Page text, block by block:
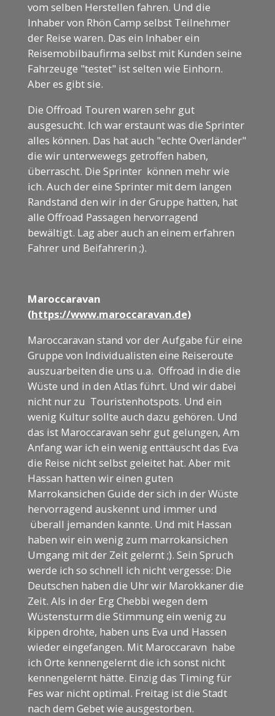
vom selben Herstellen fahren. Und die
Inhaber von Rhön Camp selbst Teilnehmer
der Reise waren. Das ein Inhaber ein
Reisemobilbaufirma selbst mit Kunden seine
Fahrzeuge "testet" ist selten wie Einhorn.
Aber es gibt sie.
Die Offroad Touren waren sehr gut
ausgesucht. Ich war erstaunt was die Sprinter
alles können. Das hat auch "echte Overländer"
die wir unterwewegs getroffen haben,
überrascht. Die Sprinter können mehr wie
ich. Auch der eine Sprinter mit dem langen
Randstand den wir in der Gruppe hatten, hat
alle Offroad Passagen hervorragend
bewältigt. Lag aber auch an einem erfahren
Fahrer und Beifahrerin ;).
Maroccaravan
(https://www.maroccaravan.de)
Maroccaravan stand vor der Aufgabe für eine
Gruppe von Individualisten eine Reiseroute
auszuarbeiten die uns u.a. Offroad in die die
Wüste und in den Atlas führt. Und wir dabei
nicht nur zu Touristenhotspots. Und ein
wenig Kultur sollte auch dazu gehören. Und
das ist Maroccaravan sehr gut gelungen, Am
Anfang war ich ein wenig enttäuscht das Eva
die Reise nicht selbst geleitet hat. Aber mit
Hassan hatten wir einen guten
Marrokansichen Guide der sich in der Wüste
hervorragend auskennt und immer und
überall jemanden kannte. Und mit Hassan
haben wir ein wenig zum marrokansichen
Umgang mit der Zeit gelernt ;). Sein Spruch
werde ich so schnell ich nicht vergesse: Die
Deutschen haben die Uhr wir Marokkaner die
Zeit. Als in der Erg Chebbi wegen dem
Wüstensturm die Stimmung ein wenig zu
kippen drohte, haben uns Eva und Hassen
wieder eingefangen. Mit Maroccaravn habe
ich Orte kennengelernt die ich sonst nicht
kennengelernt hätte. Einzig das Timing für
Fes war nicht optimal. Freitag ist die Stadt
nach dem Gebet wie ausgestorben.